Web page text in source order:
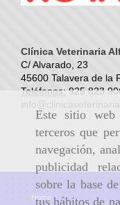
Este sitio
terceros que
navegación,
publicidad
sobre la base
tus hábitos de
Clínica Veterinaria
C/ Alvarado, 23
45600 Talavera de la
Teléfonos: 925 823
Home